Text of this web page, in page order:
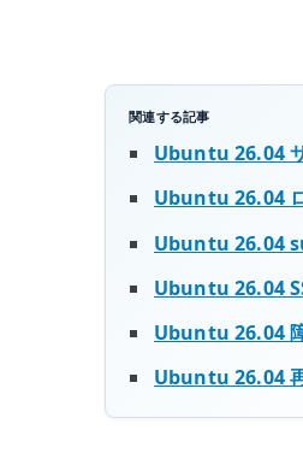
変
へ
関連する記事
Ubuntu 26.04
Ubuntu 26.04
Ubuntu 26.04
Ubuntu 26.04
Ubuntu 26.04
Ubuntu 26.04